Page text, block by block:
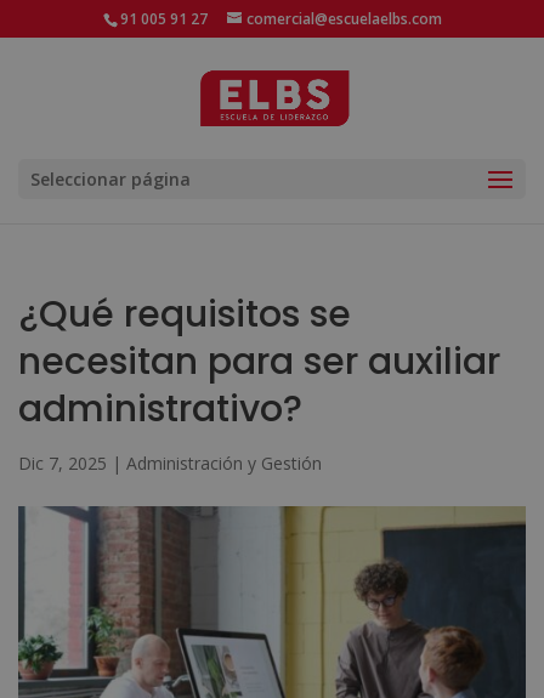
91 005 91 27 comercial@escuelaelbs.com
Seleccionar página
¿Qué requisitos se
necesitan para ser auxiliar
administrativo?
Dic 7, 2025 | Administración y Gestión